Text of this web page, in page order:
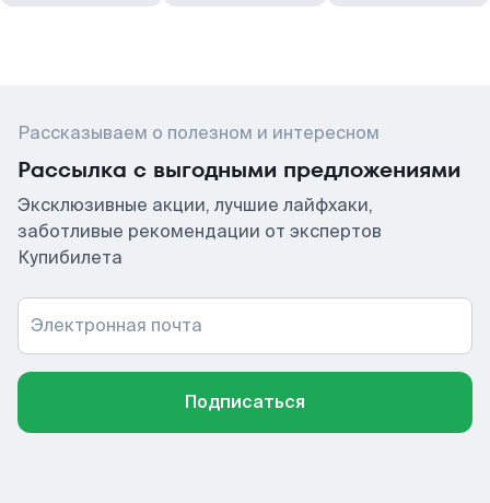
Рассказываем о полезном и интересном
Рассылка с выгодными предложениями
Эксклюзивные акции, лучшие лайфхаки,
заботливые рекомендации от экспертов
Купибилета
Электронная почта
Подписаться